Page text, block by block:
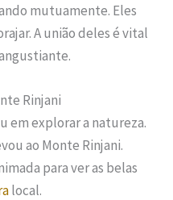
mutuamente. Eles
A união deles é vital
Rinjani
em explorar a natureza.
ao Monte Rinjani.
para ver as belas
local.